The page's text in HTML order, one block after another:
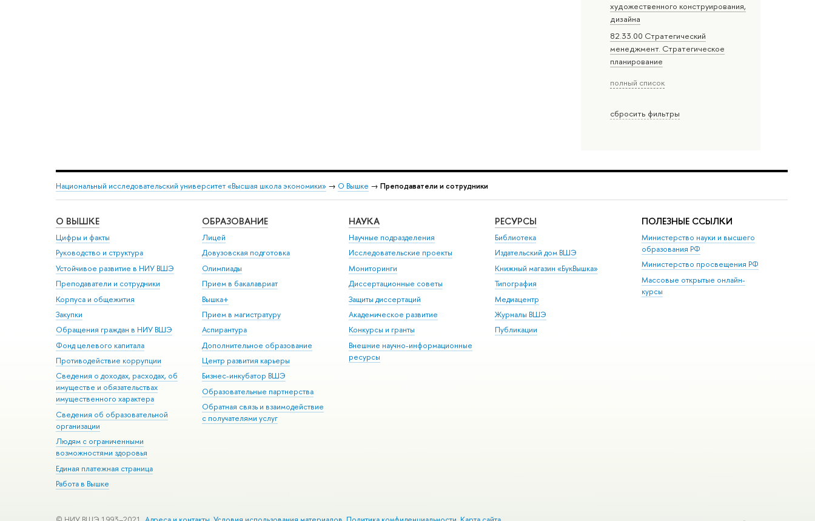
художественного конструирования,
дизайна
82.33.00 Стратегический
менеджмент. Стратегическое
планирование
полный список
сбросить фильтры
Национальный исследовательский университет «Высшая школа экономики» → О Вышке → Преподаватели и сотрудники
О ВЫШКЕ
Цифры и факты
Руководство и структура
Устойчивое развитие в НИУ ВШЭ
Преподаватели и сотрудники
Корпуса и общежития
Закупки
Обращения граждан в НИУ ВШЭ
Фонд целевого капитала
Противодействие коррупции
Сведения о доходах, расходах, об
имуществе и обязательствах
имущественного характера
Сведения об образовательной
организации
Людям с ограниченными
возможностями здоровья
Единая платежная страница
Работа в Вышке
ОБРАЗОВАНИЕ
Лицей
Довузовская подготовка
Олимпиады
Прием в бакалавриат
Вышка+
Прием в магистратуру
Аспирантура
Дополнительное образование
Центр развития карьеры
Бизнес-инкубатор ВШЭ
Образовательные партнерства
Обратная связь и взаимодействие
с получателями услуг
НАУКА
Научные подразделения
Исследовательские проекты
Мониторинги
Диссертационные советы
Защиты диссертаций
Академическое развитие
Конкурсы и гранты
Внешние научно-информационные
ресурсы
РЕСУРСЫ
Библиотека
Издательский дом ВШЭ
Книжный магазин «БукВышка»
Типография
Медиацентр
Журналы ВШЭ
Публикации
ПОЛЕЗНЫЕ ССЫЛКИ
Министерство науки и высшего
образования РФ
Министерство просвещения РФ
Массовые открытые онлайн-
курсы